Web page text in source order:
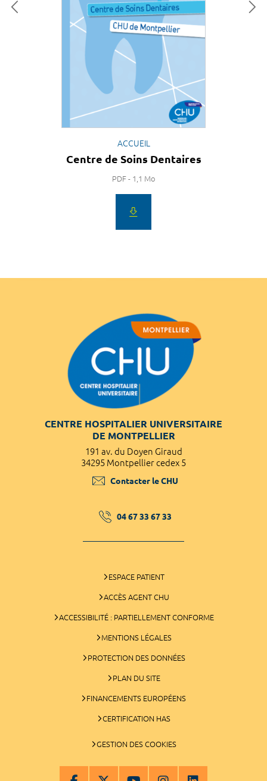
ACCUEIL
Centre de Soins Dentaires
PDF - 1,1 Mo
CENTRE HOSPITALIER UNIVERSITAIRE
DE MONTPELLIER
191 av. du Doyen Giraud
34295 Montpellier cedex 5
Contacter le CHU
04 67 33 67 33
ESPACE PATIENT
ACCÈS AGENT CHU
ACCESSIBILITÉ : PARTIELLEMENT CONFORME
MENTIONS LÉGALES
PROTECTION DES DONNÉES
PLAN DU SITE
FINANCEMENTS EUROPÉENS
CERTIFICATION HAS
GESTION DES COOKIES